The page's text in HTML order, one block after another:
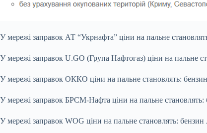
У мережі заправок АТ “Укрнафта” ціни на пальне
У мережі заправок U.GO (Група Нафтогаз) ціни на пальне
У мережі заправок ОККО ціни на пальне становлять:
У мережі заправок БРСМ-Нафта ціни на пальне
У мережі заправок WOG ціни на пальне становлять: